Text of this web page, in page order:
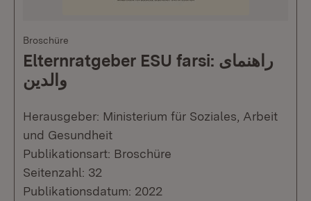
Broschüre
Elternratgeber ESU farsi: راهنمای
والدین
Herausgeber: Ministerium für Soziales, Arbeit
und Gesundheit
Publikationsart: Broschüre
Seitenzahl: 32
Publikationsdatum: 2022